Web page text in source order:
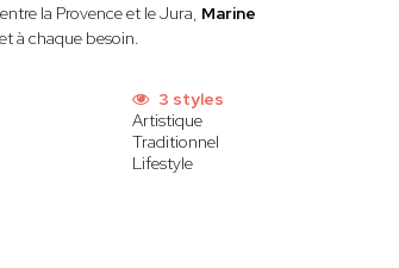
la Provence et le Jura, Marine
à chaque besoin.
3 styles
Artistique
Traditionnel
Lifestyle